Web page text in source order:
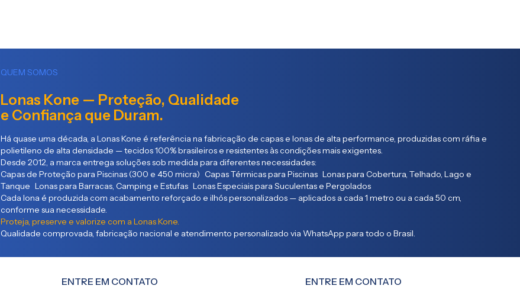
QUEM SOMOS
Lonas Kone — Proteção, Qualidade
e Confiança que Duram.
Há quase uma década, a Lonas Kone é referência na fabricação de capas e lonas de alta performance, produzidas com ráfia e
polietileno de alta densidade — tecidos 100% brasileiros e resistentes às condições mais exigentes.
Desde 2012, a marca entrega soluções sob medida para diferentes necessidades:
Capas de Proteção para Piscinas (300 e 450 micra) Capas Térmicas para Piscinas Lonas para Cobertura, Telhado, Lago e
Tanque Lonas para Barracas, Camping e Estufas Lonas Especiais para Suculentas e Pergolados
Cada lona é produzida com acabamento reforçado e ilhós personalizados — aplicados a cada 1 metro ou a cada 50 cm,
conforme sua necessidade.
Proteja, preserve e valorize com a Lonas Kone.
Qualidade comprovada, fabricação nacional e atendimento personalizado via WhatsApp para todo o Brasil.
ENTRE EM CONTATO ENTRE EM CONTATO